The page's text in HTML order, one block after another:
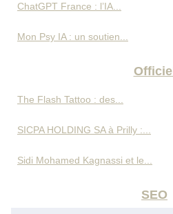
ChatGPT France : l’IA...
Mon Psy IA : un soutien...
Officiel
The Flash Tattoo : des...
SICPA HOLDING SA à Prilly :...
Sidi Mohamed Kagnassi et le...
SEO